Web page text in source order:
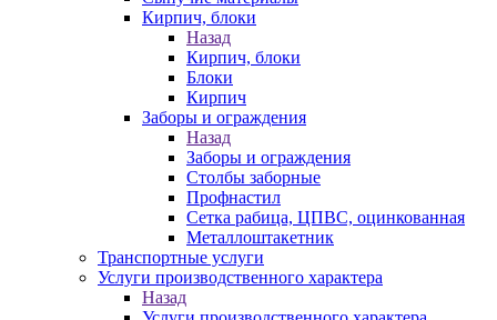
Кирпич, блоки
Назад
Кирпич, блоки
Блоки
Кирпич
Заборы и ограждения
Назад
Заборы и ограждения
Столбы заборные
Профнастил
Сетка рабица, ЦПВС, оцинкованная
Металлоштакетник
Транспортные услуги
Услуги производственного характера
Назад